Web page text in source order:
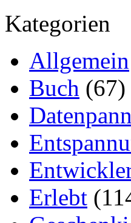
Kategorien
Allgemein
Buch (67)
Erlebt